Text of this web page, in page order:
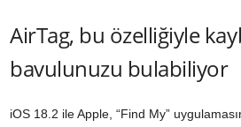
AirTag, bu özelliğiyle
bavulunuzu bulabiliyor
iOS 18.2 ile Apple, “Find My”